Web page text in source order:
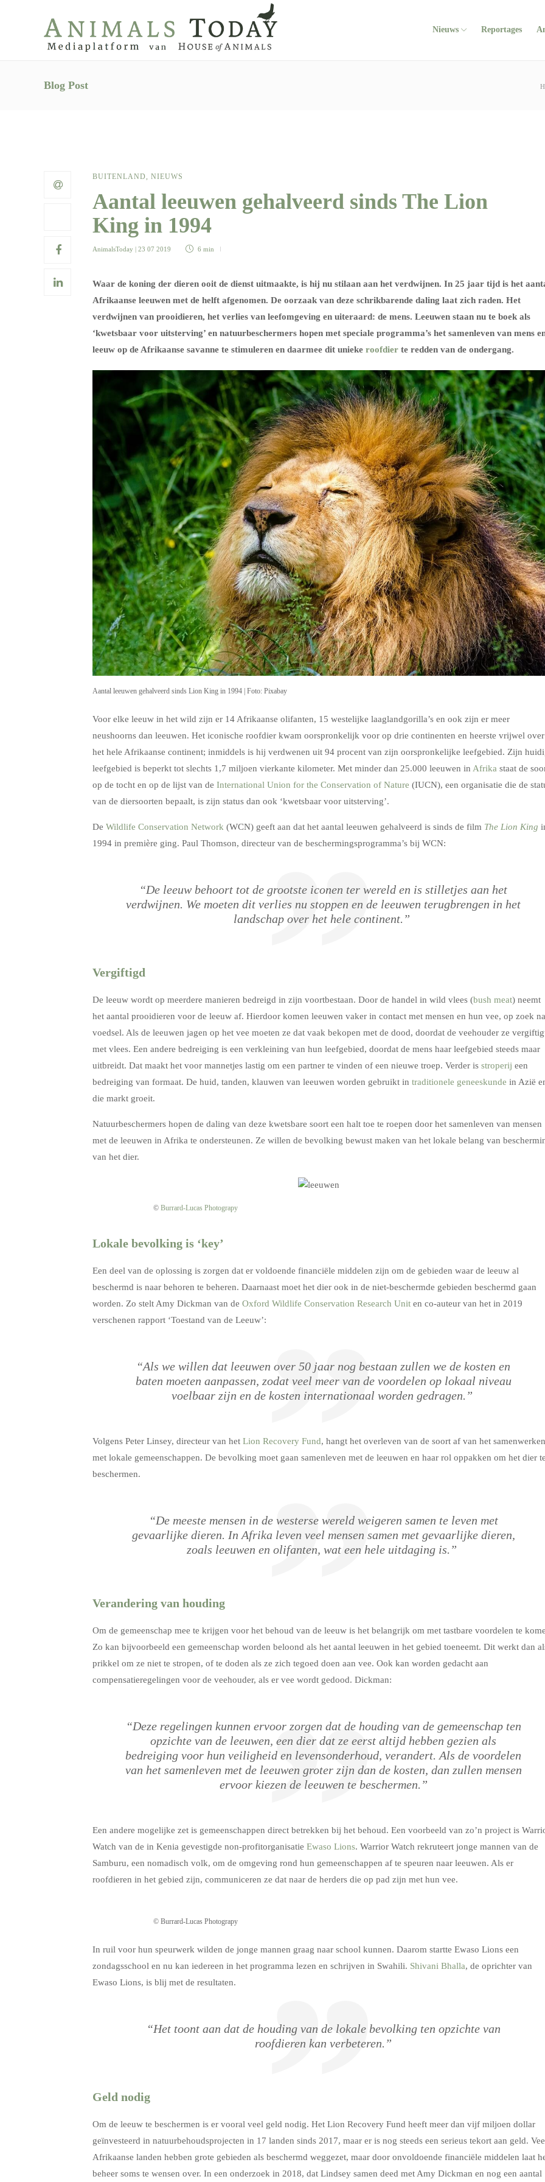
Nieuws Reportages
Blog Post
BUITENLAND, NIEUWS
Aantal leeuwen gehalveerd sinds The Lion
King in 1994
AnimalsToday | 23 07 2019 6 min
Waar de koning der dieren ooit de dienst uitmaakte, is hij nu stilaan aan het verdwijnen. In 25 jaar tijd is het
Afrikaanse leeuwen met de helft afgenomen. De oorzaak van deze schrikbarende daling laat zich raden. Het
verdwijnen van prooidieren, het verlies van leefomgeving en uiteraard: de mens. Leeuwen staan nu te boek als
‘kwetsbaar voor uitsterving’ en natuurbeschermers hopen met speciale programma’s het samenleven van mens
leeuw op de Afrikaanse savanne te stimuleren en daarmee dit unieke roofdier te redden van de ondergang.
Aantal leeuwen gehalveerd sinds Lion King in 1994 | Foto: Pixabay
Voor elke leeuw in het wild zijn er 14 Afrikaanse olifanten, 15 westelijke laaglandgorilla’s en ook zijn er meer
neushoorns dan leeuwen. Het iconische roofdier kwam oorspronkelijk voor op drie continenten en heerste vrijwel over
het hele Afrikaanse continent; inmiddels is hij verdwenen uit 94 procent van zijn oorspronkelijke leefgebied. Zijn
leefgebied is beperkt tot slechts 1,7 miljoen vierkante kilometer. Met minder dan 25.000 leeuwen in Afrika staat de
op de tocht en op de lijst van de International Union for the Conservation of Nature (IUCN), een organisatie die de
van de diersoorten bepaalt, is zijn status dan ook ‘kwetsbaar voor uitsterving’.
De Wildlife Conservation Network (WCN) geeft aan dat het aantal leeuwen gehalveerd is sinds de film The Lion King
1994 in première ging. Paul Thomson, directeur van de beschermingsprogramma’s bij WCN:
“De leeuw behoort tot de grootste iconen ter wereld en is stilletjes aan het
verdwijnen. We moeten dit verlies nu stoppen en de leeuwen terugbrengen in het
landschap over het hele continent.”
Vergiftigd
De leeuw wordt op meerdere manieren bedreigd in zijn voortbestaan. Door de handel in wild vlees (bush meat) neemt
het aantal prooidieren voor de leeuw af. Hierdoor komen leeuwen vaker in contact met mensen en hun vee, op zoek
voedsel. Als de leeuwen jagen op het vee moeten ze dat vaak bekopen met de dood, doordat de veehouder ze
met vlees. Een andere bedreiging is een verkleining van hun leefgebied, doordat de mens haar leefgebied steeds maar
uitbreidt. Dat maakt het voor mannetjes lastig om een partner te vinden of een nieuwe troep. Verder is stroperij een
bedreiging van formaat. De huid, tanden, klauwen van leeuwen worden gebruikt in traditionele geneeskunde in Azië
die markt groeit.
Natuurbeschermers hopen de daling van deze kwetsbare soort een halt toe te roepen door het samenleven van mensen
met de leeuwen in Afrika te ondersteunen. Ze willen de bevolking bewust maken van het lokale belang van
van het dier.
© Burrard-Lucas Photograpy
Lokale bevolking is ‘key’
Een deel van de oplossing is zorgen dat er voldoende financiële middelen zijn om de gebieden waar de leeuw al
beschermd is naar behoren te beheren. Daarnaast moet het dier ook in de niet-beschermde gebieden beschermd gaan
worden. Zo stelt Amy Dickman van de Oxford Wildlife Conservation Research Unit en co-auteur van het in 2019
verschenen rapport ‘Toestand van de Leeuw’:
“Als we willen dat leeuwen over 50 jaar nog bestaan zullen we de kosten en
baten moeten aanpassen, zodat veel meer van de voordelen op lokaal niveau
voelbaar zijn en de kosten internationaal worden gedragen.”
Volgens Peter Linsey, directeur van het Lion Recovery Fund, hangt het overleven van de soort af van het samenwerken
met lokale gemeenschappen. De bevolking moet gaan samenleven met de leeuwen en haar rol oppakken om het dier
beschermen.
“De meeste mensen in de westerse wereld weigeren samen te leven met
gevaarlijke dieren. In Afrika leven veel mensen samen met gevaarlijke dieren,
zoals leeuwen en olifanten, wat een hele uitdaging is.”
Verandering van houding
Om de gemeenschap mee te krijgen voor het behoud van de leeuw is het belangrijk om met tastbare voordelen te
Zo kan bijvoorbeeld een gemeenschap worden beloond als het aantal leeuwen in het gebied toeneemt. Dit werkt dan
prikkel om ze niet te stropen, of te doden als ze zich tegoed doen aan vee. Ook kan worden gedacht aan
compensatieregelingen voor de veehouder, als er vee wordt gedood. Dickman:
“Deze regelingen kunnen ervoor zorgen dat de houding van de gemeenschap ten
opzichte van de leeuwen, een dier dat ze eerst altijd hebben gezien als
bedreiging voor hun veiligheid en levensonderhoud, verandert. Als de voordelen
van het samenleven met de leeuwen groter zijn dan de kosten, dan zullen mensen
ervoor kiezen de leeuwen te beschermen.”
Een andere mogelijke zet is gemeenschappen direct betrekken bij het behoud. Een voorbeeld van zo’n project is
Watch van de in Kenia gevestigde non-profitorganisatie Ewaso Lions. Warrior Watch rekruteert jonge mannen van de
Samburu, een nomadisch volk, om de omgeving rond hun gemeenschappen af te speuren naar leeuwen. Als er
roofdieren in het gebied zijn, communiceren ze dat naar de herders die op pad zijn met hun vee.
© Burrard-Lucas Photograpy
In ruil voor hun speurwerk wilden de jonge mannen graag naar school kunnen. Daarom startte Ewaso Lions een
zondagsschool en nu kan iedereen in het programma lezen en schrijven in Swahili. Shivani Bhalla, de oprichter van
Ewaso Lions, is blij met de resultaten.
“Het toont aan dat de houding van de lokale bevolking ten opzichte van
roofdieren kan verbeteren.”
Geld nodig
Om de leeuw te beschermen is er vooral veel geld nodig. Het Lion Recovery Fund heeft meer dan vijf miljoen dollar
geïnvesteerd in natuurbehoudsprojecten in 17 landen sinds 2017, maar er is nog steeds een serieus tekort aan geld.
Afrikaanse landen hebben grote gebieden als beschermd weggezet, maar door onvoldoende financiële middelen laat
beheer soms te wensen over. In een onderzoek in 2018, dat Lindsey samen deed met Amy Dickman en nog een aantal